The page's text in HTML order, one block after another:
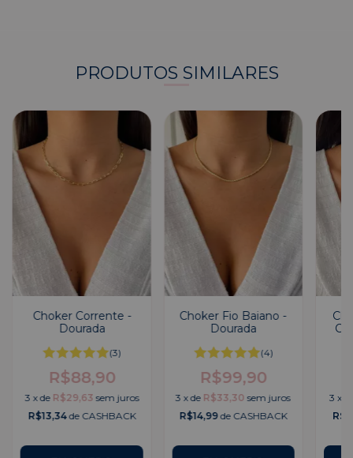
PRODUTOS SIMILARES
Choker Corrente -
Dourada
(3)
R$88,90
3 xde R$29,63 sem juros
R$13,34de CASHBACK
Choker Fio Baiano -
Dourada
(4)
R$99,90
3 xde R$33,30 sem juros
R$14,99de CASHBACK
3 x